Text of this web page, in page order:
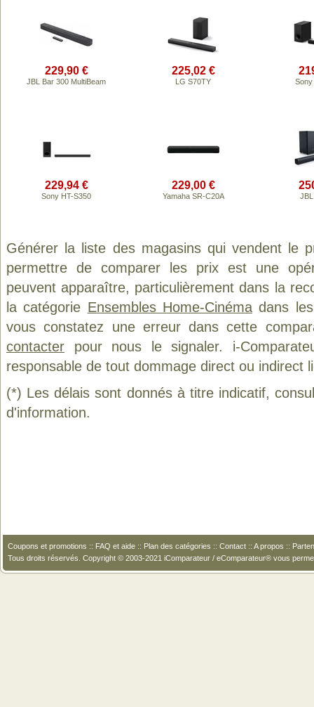
229,90 €
JBL Bar 300 MultiBeam
225,02 €
LG S70TY Sony
229,94 €
Sony HT-S350
229,00 €
Yamaha SR-C20A
Générer la liste des magasins qui vendent le
permettre de comparer les prix est une
peuvent apparaître, particulièrement dans la
la catégorie Ensembles Home-Cinémadans les
vous constatez une erreur dans cette
contacter pour nous le signaler. i-
responsable de tout dommage direct ou indirect
(*) Les délais sont donnés à titre indicatif,
d'information.
Coupons et promotions :: FAQ et aide :: Plan des catégories :: Contact :: A propos ::
Tous droits réservés. Copyright © 2003-2021 iComparateur / eComparateur® vous